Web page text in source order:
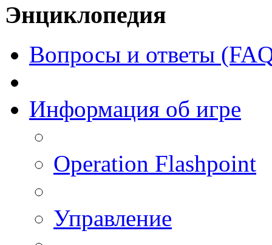
Энциклопедия
Вопросы и ответы
Информация об игре
Operation Flashpoint
Управление